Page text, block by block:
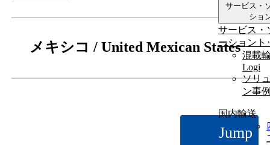
サービス・
ショ
サービス・
ーショント
混載
Logi
ソリ
ン事
国内輸送
メキシコ / United Mexican States
Jump